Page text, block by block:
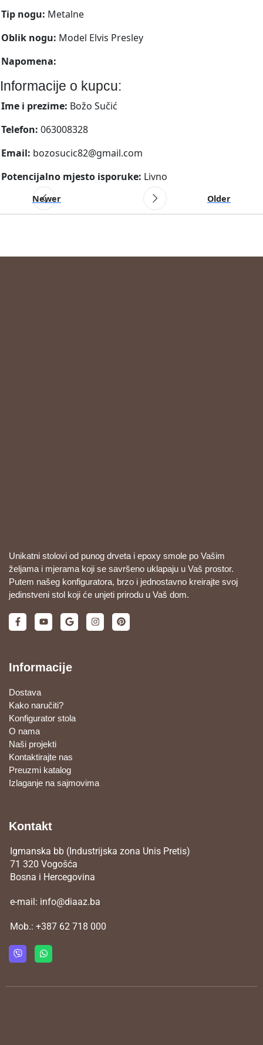
Tip nogu: Metalne
Oblik nogu: Model Elvis Presley
Napomena:
Informacije o kupcu:
Ime i prezime: Božo Sučić
Telefon: 063008328
Email: bozosucic82@gmail.com
Potencijalno mjesto isporuke: Livno
Newer Older
Unikatni stolovi od punog drveta i epoxy smole po Vašim
željama i mjerama koji se savršeno uklapaju u Vaš prostor.
Putem našeg konfiguratora, brzo i jednostavno kreirajte svoj
jedinstveni stol koji će unjeti prirodu u Vaš dom.
Informacije
Dostava
Kako naručiti?
Konfigurator stola
O nama
Naši projekti
Kontaktirajte nas
Preuzmi katalog
Izlaganje na sajmovima
Kontakt
Igmanska bb (Industrijska zona Unis Pretis)
71 320 Vogošća
Bosna i Hercegovina
e-mail: info@diaaz.ba
Mob.: +387 62 718 000